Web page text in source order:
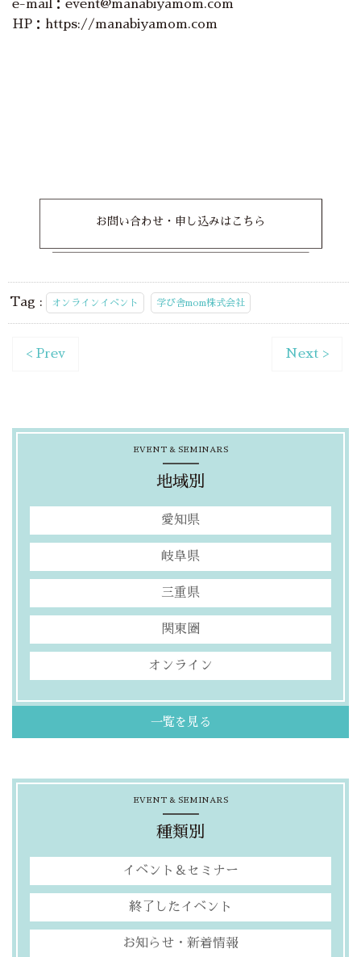
e-mail：event@manabiyamom.com
HP：https://manabiyamom.com
お問い合わせ・申し込みはこちら
Tag : オンラインイベント 学び舎mom株式会社
< Prev Next >
EVENT & SEMINARS
地域別
愛知県
岐阜県
三重県
関東圏
オンライン
一覧を見る
EVENT & SEMINARS
種類別
イベント＆セミナー
終了したイベント
お知らせ・新着情報